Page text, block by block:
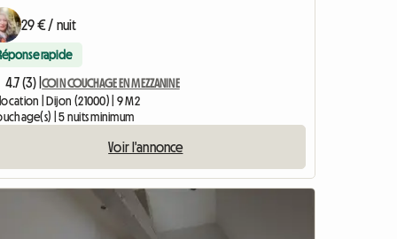
29 € / nuit
rapide
4.7 (3) |COIN COUCHAGE EN MEZZANINE
| Dijon (21000) | 9 M2
| 5 nuits minimum
Voir l'annonce